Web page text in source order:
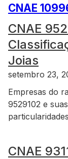
CNAE
Joias
setembro 23,
Empresas do
9529102 e
CNAE